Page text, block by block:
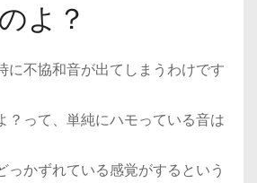
よ？
に不協和音が出てしまうわけです
？って、単純にハモっている音は
っかずれている感覚がするという